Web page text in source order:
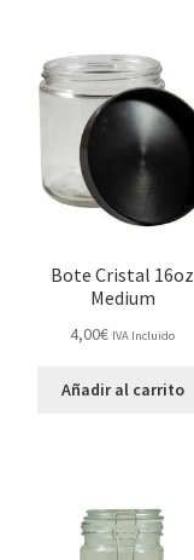
Bote Cristal 16oz
Medium
4,00€ IVA Incluido
Añadir al carrito